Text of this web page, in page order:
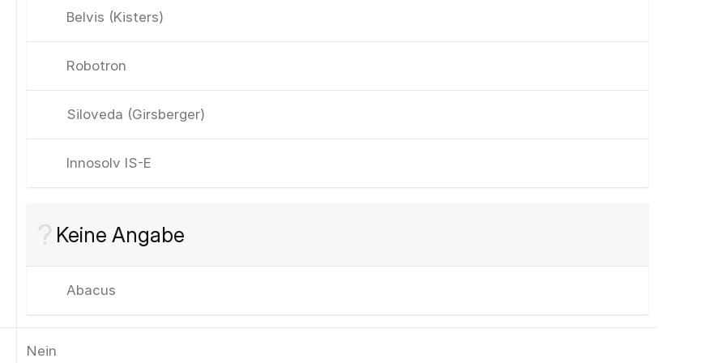
Belvis (Kisters)
Robotron
Siloveda (Girsberger)
Innosolv IS-E
Keine Angabe
Abacus
Nein